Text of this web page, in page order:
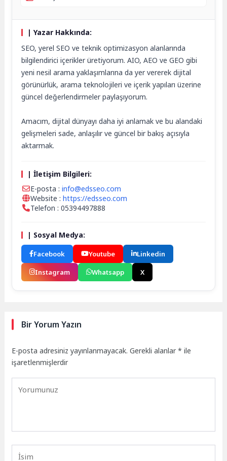
| Yazar Hakkında:
SEO, yerel SEO ve teknik optimizasyon alanlarında
bilgilendirici içerikler üretiyorum. AIO, AEO ve GEO gibi
yeni nesil arama yaklaşımlarına da yer vererek dijital
görünürlük, arama teknolojileri ve içerik yapıları üzerine
güncel değerlendirmeler paylaşıyorum.
Amacım, dijital dünyayı daha iyi anlamak ve bu alandaki
gelişmeleri sade, anlaşılır ve güncel bir bakış açısıyla
aktarmak.
| İletişim Bilgileri:
E-posta :info@edsseo.com
Website :https://edsseo.com
Telefon : 05394497888
| Sosyal Medya:
Facebook Youtube
Linkedin
Instagram
Whatsapp X
Bir Yorum Yazın
E-posta adresiniz yayınlanmayacak. Gerekli alanlar* ile
işaretlenmişlerdir